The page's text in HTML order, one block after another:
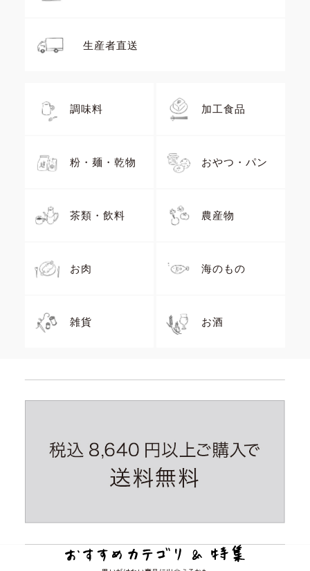
生産者直送
調味料 加工食品
粉・麺・乾物 おやつ・パン
茶類・飲料 農産物
お肉 海のもの
雑貨 お酒